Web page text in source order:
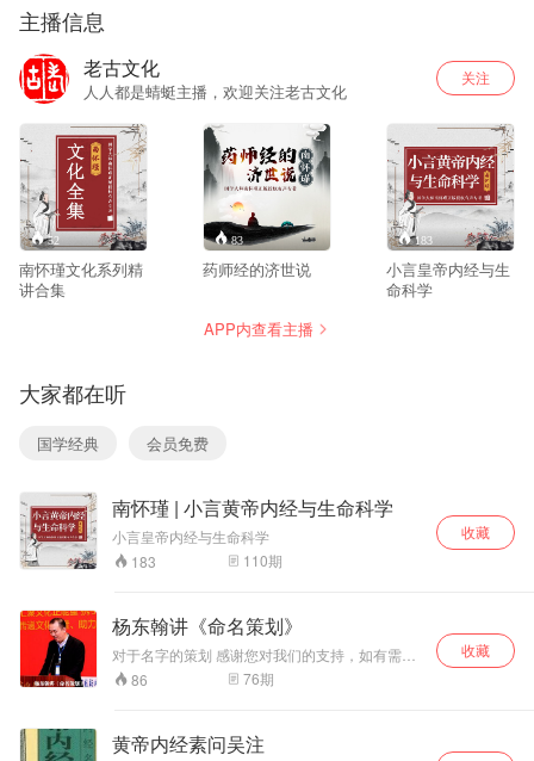
主播信息
老古文化
人人都是蜻蜓主播，欢迎关注老古文化
关注
52
南怀瑾文化系列精
讲合集
83
药师经的济世说
183
小言皇帝内经与生
命科学
APP内查看主播
大家都在听
国学经典 会员免费
南怀瑾 | 小言黄帝内经与生命科学
小言皇帝内经与生命科学
183
110期
收藏
杨东翰讲《命名策划》
对于名字的策划 感谢您对我们的支持，如有需要
可以与我们联系；微信17151097444
86 76期
收藏
黄帝内经素问吴注